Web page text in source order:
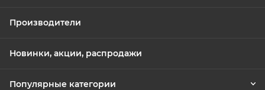
Производители
Новинки, акции, распродажи
Популярные категории